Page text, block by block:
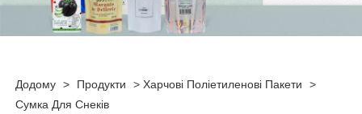
Додому > Продукти > Харчові Поліетиленові Пакети
>
Сумка Для Снеків